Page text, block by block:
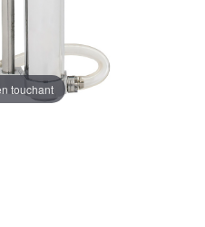
touchant